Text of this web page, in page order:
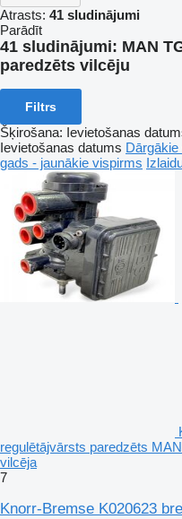
Atrasts: 41 sludinājumi
Parādīt
41 sludinājumi: MAN
paredzēts vilcēju
Filtrs
Šķirošana: Ievietošanas
Ievietošanas datums
gads - jaunākie vispirms
regulētājvārsts paredzēts
vilcēja
7
Knorr-Bremse K020623